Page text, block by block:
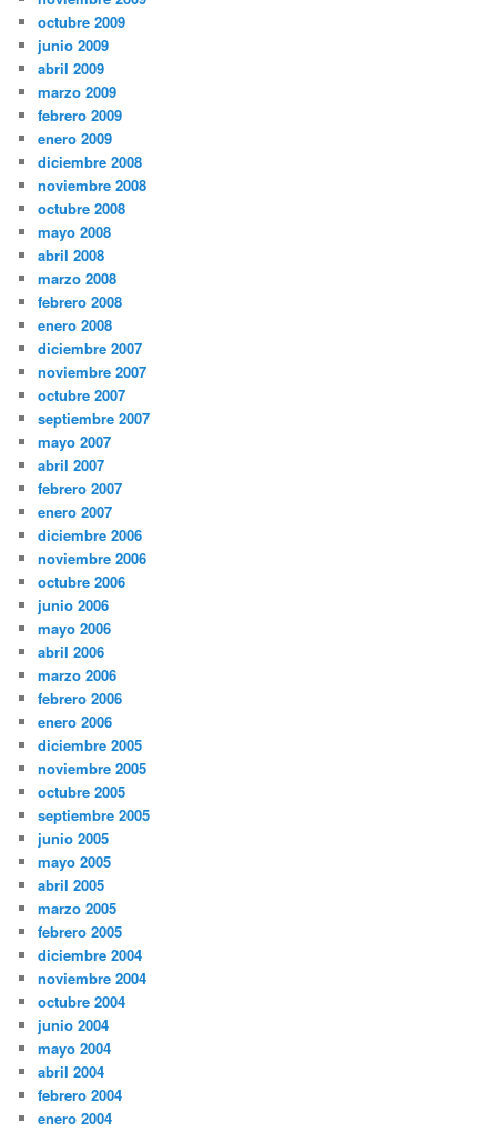
octubre 2009
junio 2009
abril 2009
marzo 2009
febrero 2009
enero 2009
diciembre 2008
noviembre 2008
octubre 2008
mayo 2008
abril 2008
marzo 2008
febrero 2008
enero 2008
diciembre 2007
noviembre 2007
octubre 2007
septiembre 2007
mayo 2007
abril 2007
febrero 2007
enero 2007
diciembre 2006
noviembre 2006
octubre 2006
junio 2006
mayo 2006
abril 2006
marzo 2006
febrero 2006
enero 2006
diciembre 2005
noviembre 2005
octubre 2005
septiembre 2005
junio 2005
mayo 2005
abril 2005
marzo 2005
febrero 2005
diciembre 2004
noviembre 2004
octubre 2004
junio 2004
mayo 2004
abril 2004
febrero 2004
enero 2004